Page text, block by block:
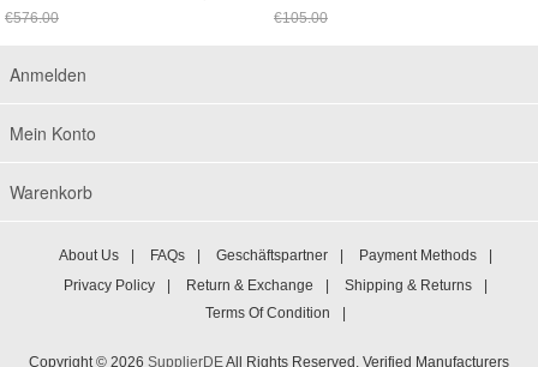
SK-1
€576.00
€105.00
Anmelden
Mein Konto
Warenkorb
About Us FAQs Geschäftspartner Payment Methods
Privacy Policy
Return & Exchange Shipping & Returns
Terms Of Condition
Copyright © 2026 SupplierDEAll Rights Reserved. Verified Manufacturers